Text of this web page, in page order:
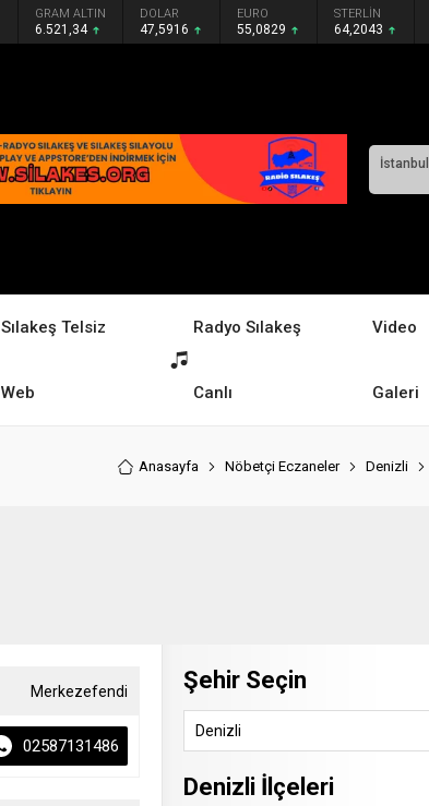
GRAM ALTIN
6.521,34
DOLAR
47,5916
EURO
55,0829
STERLİN
64,2043
İstanbul,
Sılakeş Telsiz
Web
Radyo Sılakeş
Canlı
Video
Galeri
Anasayfa Nöbetçi Eczaneler Denizli
Merkezefendi
02587131486
Şehir Seçin
Denizli
Denizli İlçeleri